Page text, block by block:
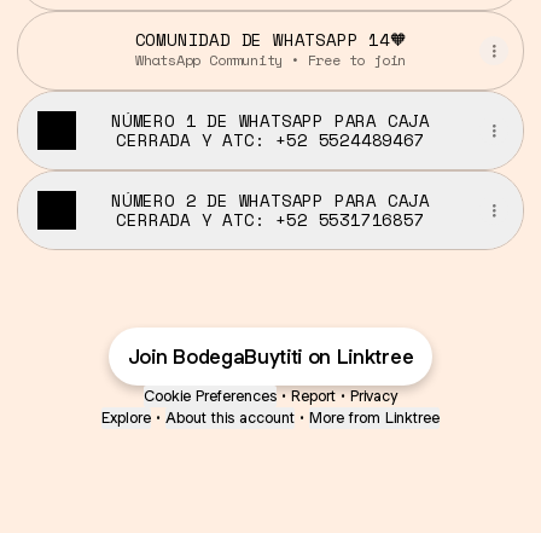
COMUNIDAD DE WHATSAPP 14🧡
WhatsApp Community • Free to join
NÚMERO 1 DE WHATSAPP PARA CAJA
CERRADA Y ATC: +52 5524489467
NÚMERO 2 DE WHATSAPP PARA CAJA
CERRADA Y ATC: +52 5531716857
Join BodegaBuytiti on Linktree
Cookie Preferences • Report • Privacy
Explore • About this account • More from Linktree